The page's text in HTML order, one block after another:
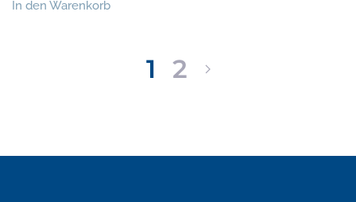
In den Warenkorb
1 2